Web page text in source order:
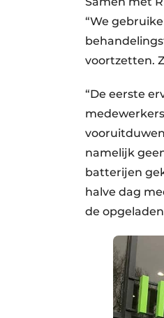
“We
voortzetten.
“De eerste
namelijk
batterijen
halve dag
de